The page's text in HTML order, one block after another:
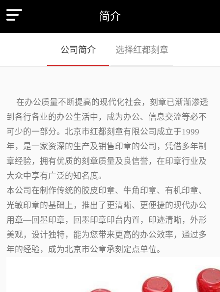
简介
公司简介 选择红都刻章
在办公质量不断提高的现代化社会，刻章已渐渐渗透
到各行各业的办公生活中，成为办公、信息交流等必不
可少的一部分。北京市红都刻章有限公司成立于1999
年，是一家资深的生产及销售印章的公司，凭借多年制
章经验，拥有优质的刻章质量及良信誉，在印章行业及
大众中享有广泛的知名度。
本公司在制作传统的胶皮印章、牛角印章、有机印章、
光敏印章的基础上，推出了更清晰、更便捷的现代办公
用章—回墨印章，回墨印章印台内置，印迹清晰，外形
美观，设计独特，能为您带来更高的办公效率，通过多
年的经验，成为北京市公章承刻定点单位。